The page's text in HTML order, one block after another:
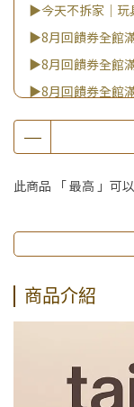
▶今天不拆家｜玩
▶8月回饋券全館
▶8月回饋券全館
▶8月回饋券全館
▶8月回饋券全館
▶消費滿999｜享
組！
此商品 「 最高 」可
商品介紹